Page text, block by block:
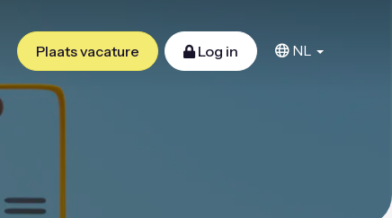
Plaats vacature Log in NL